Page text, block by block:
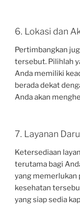
6. Lokasi dan
Pertimbangkan
tersebut. Pilihlah
Anda memiliki
berada dekat
Anda akan
7. Layanan
Ketersediaan
terutama bagi
yang memerlukan
kesehatan
yang siap sedia